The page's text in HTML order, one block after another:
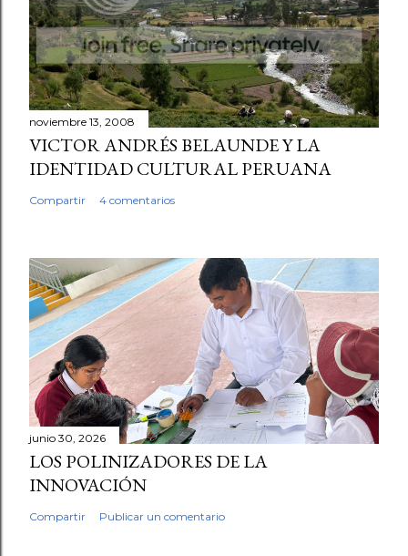
noviembre 13, 2008
VICTOR ANDRÉS BELAUNDE Y LA
IDENTIDAD CULTURAL PERUANA
Compartir 4 comentarios
junio 30, 2026
LOS POLINIZADORES DE LA
INNOVACIÓN
Compartir Publicar un comentario